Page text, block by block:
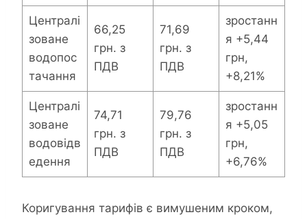
Централі
зоване
водопос
тачання
66,25
грн. з
ПДВ
71,69
грн. з
ПДВ
зростанн
я +5,44
грн,
+8,21%
Централі
зоване
водовідв
едення
74,71
грн. з
ПДВ
79,76
грн. з
ПДВ
зростанн
я +5,05
грн,
+6,76%
Коригування тарифів є вимушеним кроком,